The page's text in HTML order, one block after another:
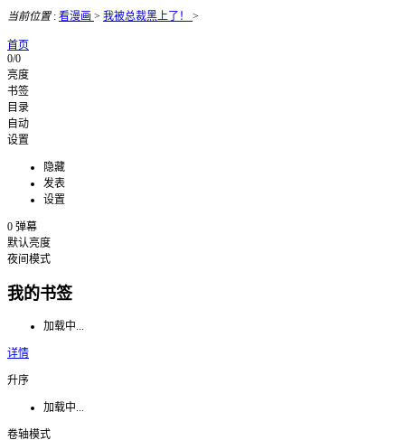
当前位置: 看漫画 > 我被总裁黑上了！ >
首页
0/0
亮度
书签
目录
自动
设置
隐藏
发表
设置
0 弹幕
默认亮度
夜间模式
我的书签
加载中...
详情
升序
加载中...
卷轴模式